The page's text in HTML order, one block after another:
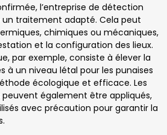
l’entreprise de détection
un traitement adapté. Cela peut
chimiques ou mécaniques,
et la configuration des lieux.
par exemple, consiste à élever la
à un niveau létal pour les punaises
écologique et efficace. Les
également être appliqués,
avec précaution pour garantir la